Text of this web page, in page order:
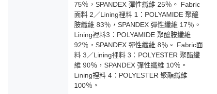
75％，SPANDEX 彈性纖維 25％。 Fabric
面料 2／Lining裡料 1：POLYAMIDE 聚醯
胺纖維 83％，SPANDEX 彈性纖維 17％。
Lining裡料3：POLYAMIDE 聚醯胺纖維
92％，SPANDEX 彈性纖維 8％。 Fabric面
料 3／Lining裡料 3：POLYESTER 聚酯纖
維 90％，SPANDEX 彈性纖維 10％。
Lining裡料 4：POLYESTER 聚酯纖維
100％。